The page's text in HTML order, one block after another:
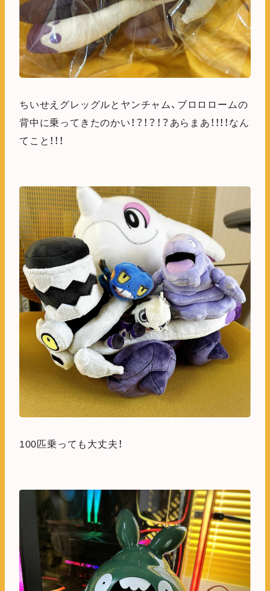
ちいせえグレッグルとヤンチャム、ブロロロームの
背中に乗ってきたのかい！？！？！？あらまあ！！！！なん
てこと！！！
100匹乗っても大丈夫！